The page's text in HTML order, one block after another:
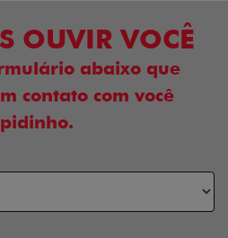
OUVIR VOCÊ
abaixo que
contato com você